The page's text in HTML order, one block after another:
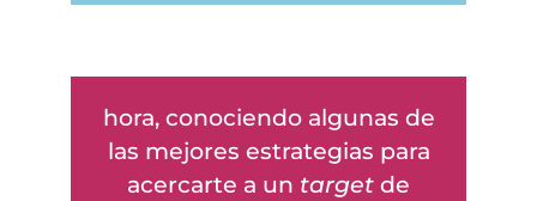
hora, conociendo algunas de
las mejores estrategias para
acercarte a un target de